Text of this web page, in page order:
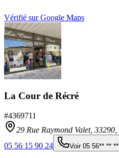
Vérifié sur Google Maps
La Cour de Récré
#4369711
29 Rue Raymond Valet, 33290
05 56 15 90 24
Voir 05 56** ** **